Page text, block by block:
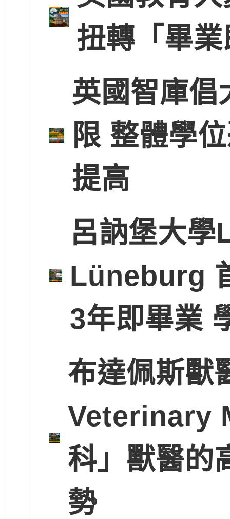
扭轉「畢
英國智庫倡
限 整體學
提高
呂訥堡大
Lüneburg
3年即畢業
布達佩斯
Veterinary
科」獸醫的
勢